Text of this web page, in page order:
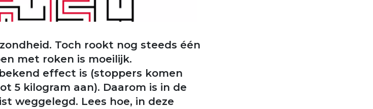
Toch rookt nog steeds één
met roken is moeilijk.
effect is (stoppers komen
5 kilogram aan). Daarom is in de
weggelegd. Lees hoe, in deze